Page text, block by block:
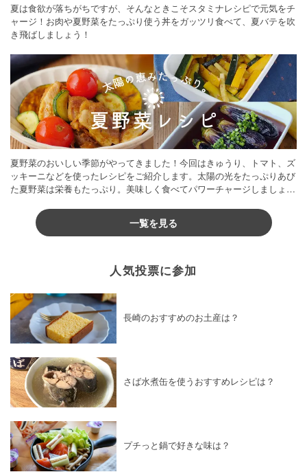
夏は食欲が落ちがちですが、そんなときこそスタミナレシピで元気をチ
ャージ！お肉や夏野菜をたっぷり使う丼をガッツリ食べて、夏バテを吹
き飛ばしましょう！
夏野菜のおいしい季節がやってきました！今回はきゅうり、トマト、ズ
ッキーニなどを使ったレシピをご紹介します。太陽の光をたっぷりあび
た夏野菜は栄養もたっぷり。美味しく食べてパワーチャージしましょう
一覧を見る
人気投票に参加
長崎のおすすめのお土産は？
さば水煮缶を使うおすすめレシピは？
プチっと鍋で好きな味は？